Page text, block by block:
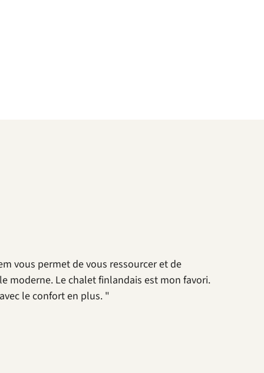
vous permet de vous ressourcer et de
moderne. Le chalet finlandais est mon favori.
le confort en plus. "